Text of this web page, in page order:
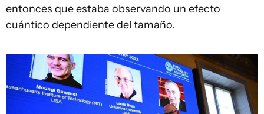
entonces que estaba observando un efecto
cuántico dependiente del tamaño.